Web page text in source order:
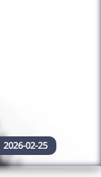
2026-02-25